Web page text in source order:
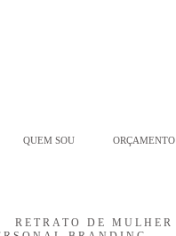
QUEM SOU ORÇAMENTO
RETRATO DE MULHER